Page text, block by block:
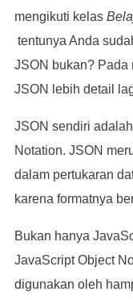
mengikuti kelas
tentunya Anda
JSON bukan? Pada
JSON lebih detail
JSON sendiri
Notation. JSON
dalam pertukaran
karena formatnya
Bukan hanya
JavaScript Object
digunakan oleh